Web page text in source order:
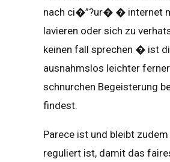
nach ci�”?ur� � internet
lavieren oder sich zu
keinen fall sprechen � ist
ausnahmslos leichter
schnurchen Begeisterung
findest.
Parece ist und bleibt
reguliert ist, damit das